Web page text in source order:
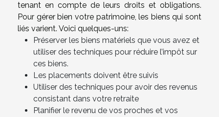
tenant en compte de leurs droits et obligations.
Pour gérer bien votre patrimoine, les biens qui sont
liés varient. Voici quelques-uns:
Préserver les biens matériels que vous avez et
utiliser des techniques pour réduire l’impôt sur
ces biens.
Les placements doivent être suivis
Utiliser des techniques pour avoir des revenus
consistant dans votre retraite
Planifier le revenu de vos proches et vos